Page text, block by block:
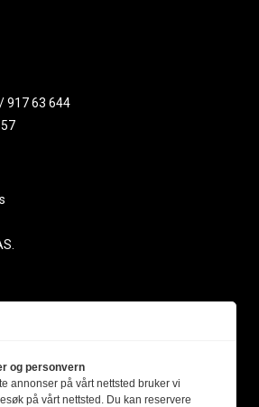
/917 63 644
byggebransjen
og personvern
annonser på vårt nettsted bruker vi
på vårt nettsted. Du kan reservere